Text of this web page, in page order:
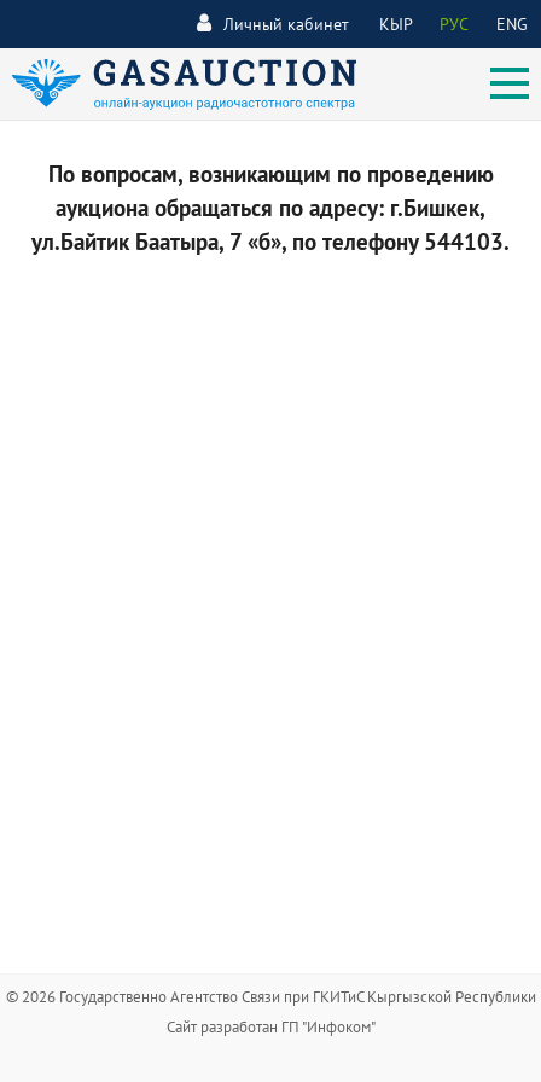
КЫР РУС ENG
Личный кабинет
По вопросам, возникающим по проведению
аукциона обращаться по адресу: г.Бишкек,
ул.Байтик Баатыра, 7 «б», по телефону 544103.
© 2026 Государственно Агентство Связи при ГКИТиС Кыргызской Республики
Сайт разработан ГП "Инфоком"